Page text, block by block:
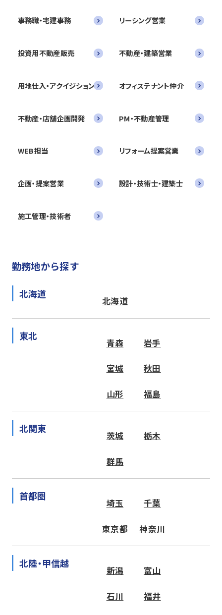
事務職・宅建事務 リーシング営業
投資用不動産販売 不動産・建築営業
用地仕入・アクイジション オフィステナント仲介
不動産・店舗企画開発 PM・不動産管理
WEB担当 リフォーム提案営業
企画・提案営業 設計・技術士・建築士
施工管理・技術者
勤務地から探す
北海道
北海道
東北
青森 岩手
宮城 秋田
山形 福島
北関東
茨城 栃木
群馬
首都圏
埼玉 千葉
東京都 神奈川
北陸・甲信越
新潟 富山
石川 福井